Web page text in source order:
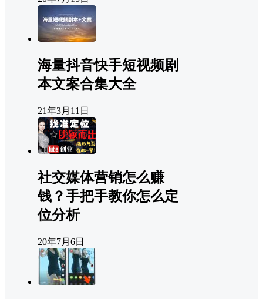
海量抖音快手短视频剧
本文案合集大全
21年3月11日
社交媒体营销怎么赚
钱？手把手教你怎么定
位分析
20年7月6日